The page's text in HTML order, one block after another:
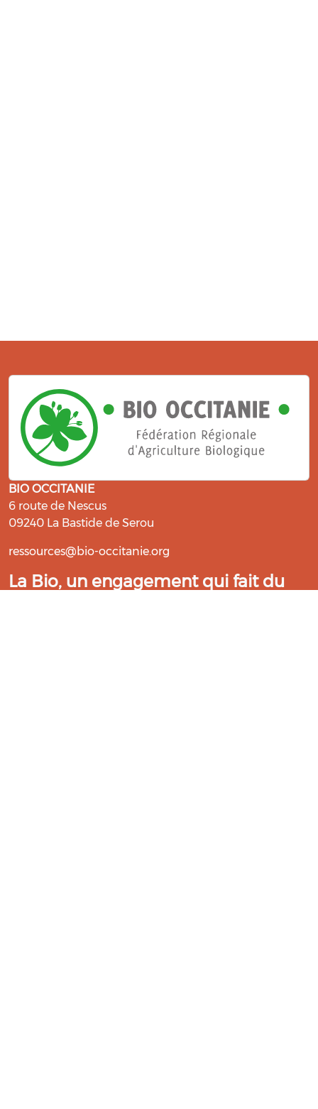
BIO OCCITANIE
6 route de Nescus
09240 La Bastide de Serou
ressources@bio-occitanie.org
La Bio, un engagement qui fait du